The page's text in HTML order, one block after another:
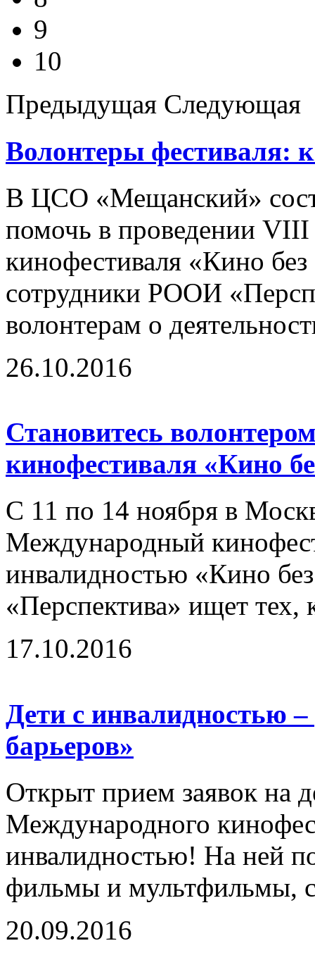
9
10
Предыдущая Следующая
Волонтеры фестиваля:
В ЦСО «Мещанский»
помочь в проведении
кинофестиваля «Кино
сотрудники РООИ
волонтерам о
26.10.2016
Становитесь
кинофестиваля «Кино
С 11 по 14 ноября в
Международный
инвалидностью «Кино
«Перспектива» ищет тех,
17.10.2016
Дети с инвалидностью
барьеров»
Открыт прием заявок на
Международного
инвалидностью! На ней
фильмы и мультфильмы,
20.09.2016